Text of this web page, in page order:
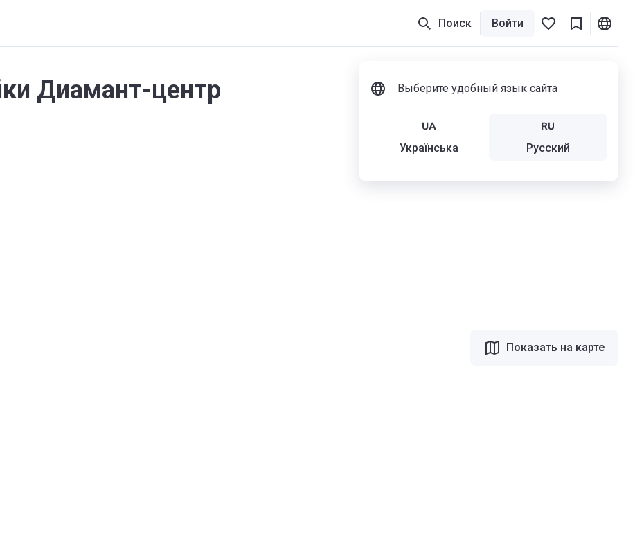
Поиск Войти
Выберите удобный язык сайта
Українська Русский
Диамант-центр
Показать на карте